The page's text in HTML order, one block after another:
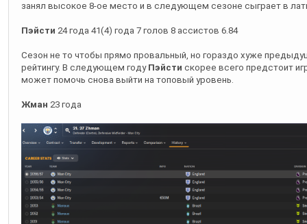
Сезон не то чтобы прямо провальный, но гораздо хуже
рейтингу. В следующем году
может помочь снова выйти на топовый уровень.
Жман 23 года